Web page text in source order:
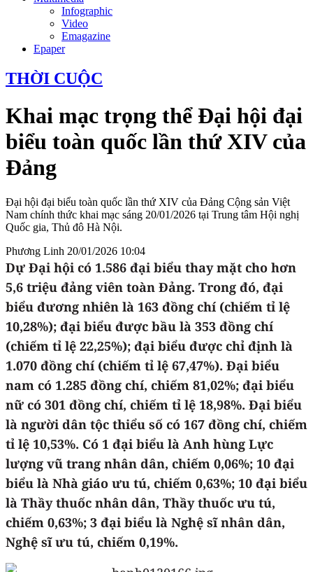
Infographic
Video
Emagazine
Epaper
THỜI CUỘC
Khai mạc trọng thể Đại hội đại
biểu toàn quốc lần thứ XIV của
Đảng
Đại hội đại biểu toàn quốc lần thứ XIV của Đảng Cộng sản Việt
Nam chính thức khai mạc sáng 20/01/2026 tại Trung tâm Hội nghị
Quốc gia, Thủ đô Hà Nội.
Phương Linh 20/01/2026 10:04
Dự Đại hội có 1.586 đại biểu thay mặt cho hơn
5,6 triệu đảng viên toàn Đảng. Trong đó, đại
biểu đương nhiên là 163 đồng chí (chiếm tỉ lệ
10,28%); đại biểu được bầu là 353 đồng chí
(chiếm tỉ lệ 22,25%); đại biểu được chỉ định là
1.070 đồng chí (chiếm tỉ lệ 67,47%). Đại biểu
nam có 1.285 đồng chí, chiếm 81,02%; đại biểu
nữ có 301 đồng chí, chiếm tỉ lệ 18,98%. Đại biểu
là người dân tộc thiểu số có 167 đồng chí, chiếm
tỉ lệ 10,53%. Có 1 đại biểu là Anh hùng Lực
lượng vũ trang nhân dân, chiếm 0,06%; 10 đại
biểu là Nhà giáo ưu tú, chiếm 0,63%; 10 đại biểu
là Thầy thuốc nhân dân, Thầy thuốc ưu tú,
chiếm 0,63%; 3 đại biểu là Nghệ sĩ nhân dân,
Nghệ sĩ ưu tú, chiếm 0,19%.